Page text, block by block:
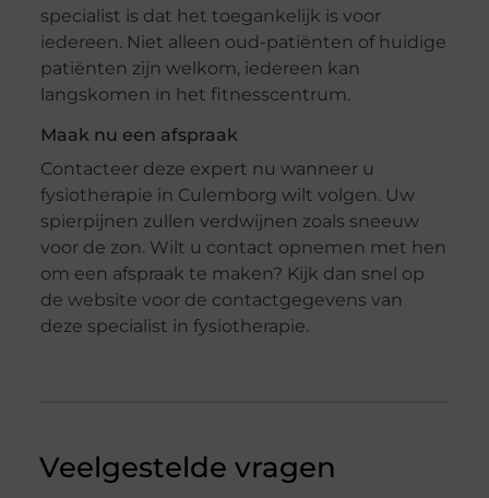
specialist is dat het toegankelijk is voor
iedereen. Niet alleen oud-patiënten of huidige
patiënten zijn welkom, iedereen kan
langskomen in het fitnesscentrum.
Maak nu een afspraak
Contacteer deze expert nu wanneer u
fysiotherapie in Culemborg wilt volgen. Uw
spierpijnen zullen verdwijnen zoals sneeuw
voor de zon. Wilt u contact opnemen met hen
om een afspraak te maken? Kijk dan snel op
de website voor de contactgegevens van
deze specialist in fysiotherapie.
Veelgestelde vragen